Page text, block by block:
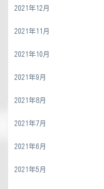
2021年12月
2021年11月
2021年10月
2021年9月
2021年8月
2021年7月
2021年6月
2021年5月